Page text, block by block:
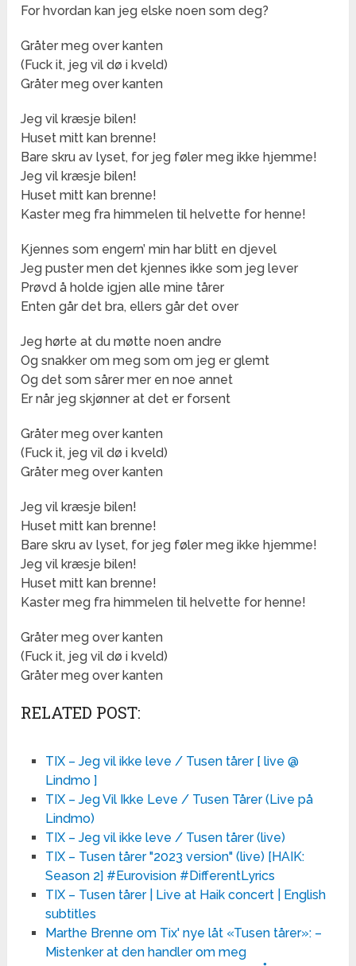
For hvordan kan jeg elske noen som deg?
Gråtеr meg over kanten
(Fuck it, jеg vil dø i kveld)
Gråter meg over kanten
Jeg vil kræsje bilen!
Huset mitt kan brenne!
Bare skru av lyset, for jeg føler meg ikke hjemme!
Jeg vil kræsje bilen!
Huset mitt kan brenne!
Kaster meg fra himmelen til helvette for henne!
Kjennes som engern’ min har blitt en djevel
Jeg puster men det kjennes ikke som jeg lever
Prøvd å holde igjen alle mine tårer
Enten går det bra, ellers går det over
Jeg hørte at du møtte noen andre
Og snakker om meg som om jeg er glemt
Og det som sårer mer en noe annet
Er når jeg skjønner at det er forsent
Gråter meg over kanten
(Fuck it, jeg vil dø i kveld)
Gråter meg over kanten
Jeg vil kræsje bilen!
Huset mitt kan brenne!
Bare skru av lyset, for jeg føler meg ikke hjemme!
Jeg vil kræsje bilen!
Huset mitt kan brenne!
Kaster meg fra himmelen til helvette for henne!
Gråter meg over kanten
(Fuck it, jeg vil dø i kveld)
Gråter meg over kanten
RELATED POST:
TIX – Jeg vil ikke leve / Tusen tårer [ live @
Lindmo ]
TIX – Jeg Vil Ikke Leve / Tusen Tårer (Live på
Lindmo)
TIX – Jeg vil ikke leve / Tusen tårer (live)
TIX – Tusen tårer "2023 version" (live) [HAIK:
Season 2] #Eurovision #DifferentLyrics
TIX – Tusen tårer | Live at Haik concert | English
subtitles
Marthe Brenne om Tix' nye låt «Tusen tårer»: –
Mistenker at den handler om meg